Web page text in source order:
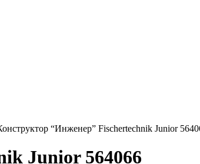
“Инженер” Fischertechnik Junior
Junior 564066